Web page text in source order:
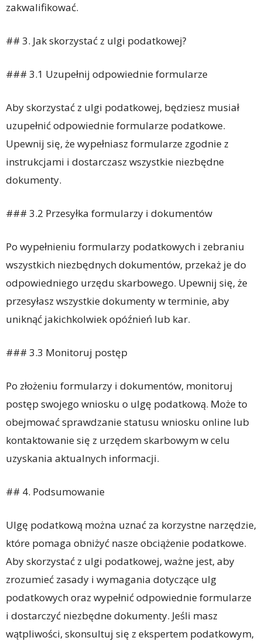
zakwalifikować.
## 3. Jak skorzystać z ulgi podatkowej?
### 3.1 Uzupełnij odpowiednie formularze
Aby skorzystać z ulgi podatkowej, będziesz musiał
uzupełnić odpowiednie formularze podatkowe.
Upewnij się, że wypełniasz formularze zgodnie z
instrukcjami i dostarczasz wszystkie niezbędne
dokumenty.
### 3.2 Przesyłka formularzy i dokumentów
Po wypełnieniu formularzy podatkowych i zebraniu
wszystkich niezbędnych dokumentów, przekaż je do
odpowiedniego urzędu skarbowego. Upewnij się, że
przesyłasz wszystkie dokumenty w terminie, aby
uniknąć jakichkolwiek opóźnień lub kar.
### 3.3 Monitoruj postęp
Po złożeniu formularzy i dokumentów, monitoruj
postęp swojego wniosku o ulgę podatkową. Może to
obejmować sprawdzanie statusu wniosku online lub
kontaktowanie się z urzędem skarbowym w celu
uzyskania aktualnych informacji.
## 4. Podsumowanie
Ulgę podatkową można uznać za korzystne narzędzie,
które pomaga obniżyć nasze obciążenie podatkowe.
Aby skorzystać z ulgi podatkowej, ważne jest, aby
zrozumieć zasady i wymagania dotyczące ulg
podatkowych oraz wypełnić odpowiednie formularze
i dostarczyć niezbędne dokumenty. Jeśli masz
wątpliwości, skonsultuj się z ekspertem podatkowym,